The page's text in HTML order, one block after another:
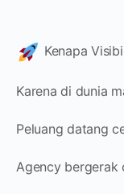
Kenapa
Karena di dunia
Peluang datang
Agency bergerak